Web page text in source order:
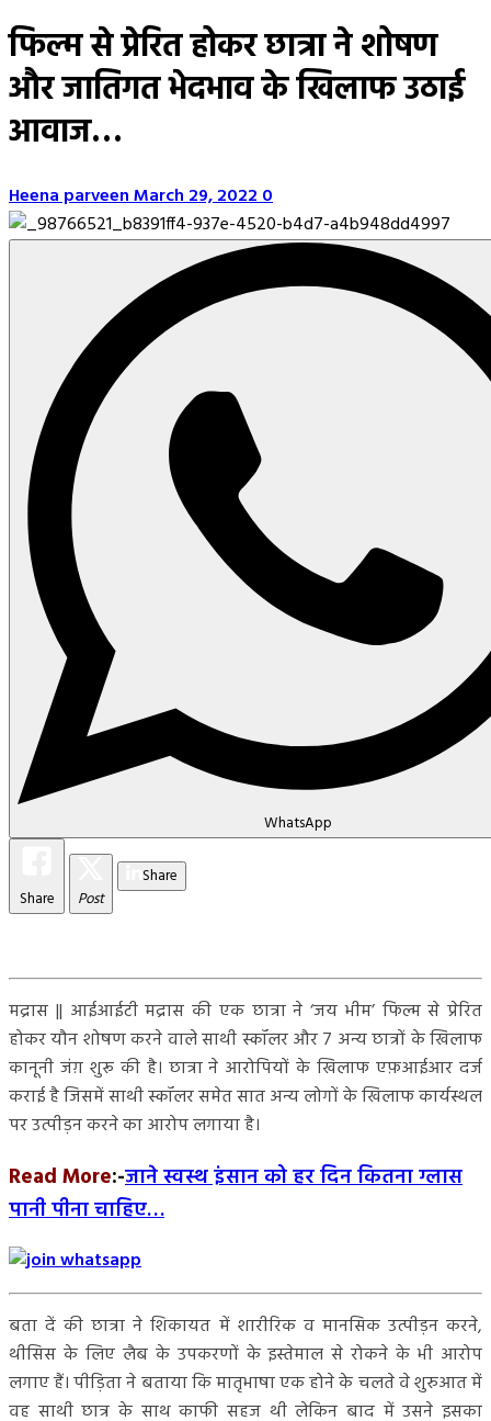
फिल्म से प्रेरित होकर छात्रा ने शोषण
और जातिगत भेदभाव के खिलाफ उठाई
आवाज…
Heena parveenMarch 29, 20220
WhatsApp
Share Post
Share
मद्रास || आईआईटी मद्रास की एक छात्रा ने ‘जय भीम’ फिल्म से प्रेरित
होकर यौन शोषण करने वाले साथी स्कॉलर और 7 अन्य छात्रों के खिलाफ
कानूनी जंग़ शुरू की है। छात्रा ने आरोपियों के खिलाफ एफ़आईआर दर्ज
कराई है जिसमें साथी स्कॉलर समेत सात अन्य लोगों के खिलाफ कार्यस्थल
पर उत्पीड़न करने का आरोप लगाया है।
Read More:-जाने स्वस्थ इंसान को हर दिन कितना ग्लास
पानी पीना चाहिए…
बता दें की छात्रा ने शिकायत में शारीरिक व मानसिक उत्पीड़न करने,
थीसिस के लिए लैब के उपकरणों के इस्तेमाल से रोकने के भी आरोप
लगाए हैं। पीड़िता ने बताया कि मातृभाषा एक होने के चलते वे शुरुआत में
वह साथी छात्र के साथ काफी सहज थी लेकिन बाद में उसने इसका